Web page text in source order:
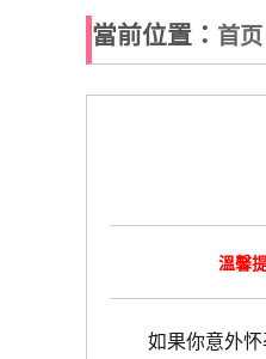
當前位置： 首页
溫馨
如果你意外怀孕